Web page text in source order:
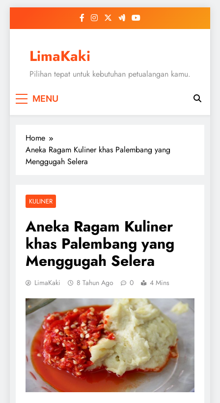
LimaKaki
Pilihan tepat untuk kebutuhan petualangan kamu.
MENU
Home
Aneka Ragam Kuliner khas Palembang yang
Menggugah Selera
KULINER
Aneka Ragam Kuliner
khas Palembang yang
Menggugah Selera
LimaKaki 8 Tahun Ago 0 4 Mins